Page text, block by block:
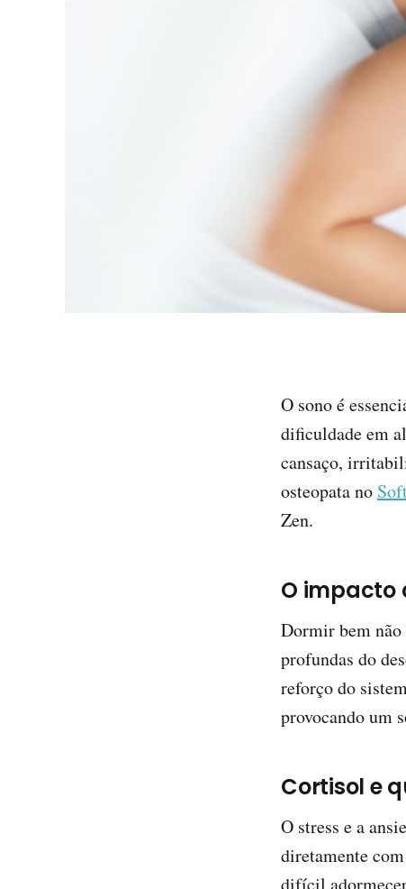
O sono é
dificuldade em
cansaço,
osteopata no
Zen.
O impacto
Dormir bem não
profundas do
reforço do
provocando um
Cortisol e
O stress e a
diretamente
difícil